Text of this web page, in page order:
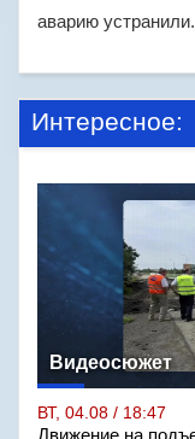
аварию устранили.
Интересное:
Видеосюжет
ВТ, 04.08 / 18:47